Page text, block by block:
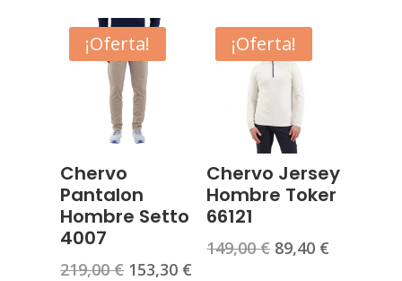
original
era:
125,00 €. 59,00 €.
129,00 €.
¡Oferta!
Chervo
Pantalon
Hombre Setto
4007
219,00€ El
153,30 €
¡Oferta!
Chervo Jersey
Hombre Toker
66121
149,00€ El
89,40 €